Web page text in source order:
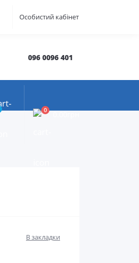
Особистий кабінет
096 0096 401
0
В закладки